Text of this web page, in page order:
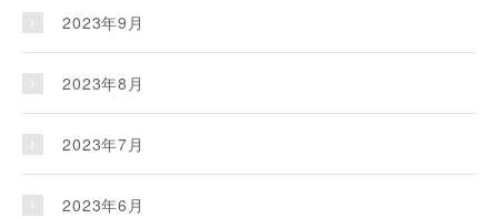
2023年9月
2023年8月
2023年7月
2023年6月